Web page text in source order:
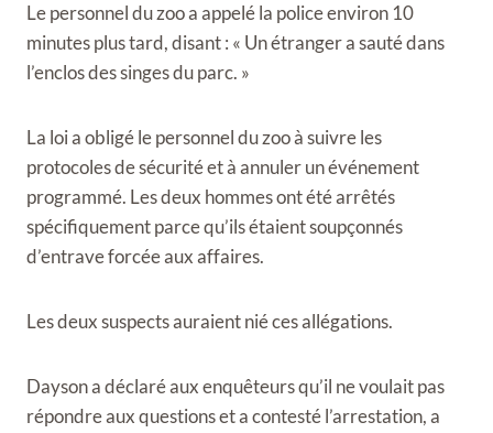
Le personnel du zoo a appelé la police environ 10
minutes plus tard, disant : « Un étranger a sauté dans
l’enclos des singes du parc. »
La loi a obligé le personnel du zoo à suivre les
protocoles de sécurité et à annuler un événement
programmé. Les deux hommes ont été arrêtés
spécifiquement parce qu’ils étaient soupçonnés
d’entrave forcée aux affaires.
Les deux suspects auraient nié ces allégations.
Dayson a déclaré aux enquêteurs qu’il ne voulait pas
répondre aux questions et a contesté l’arrestation, a